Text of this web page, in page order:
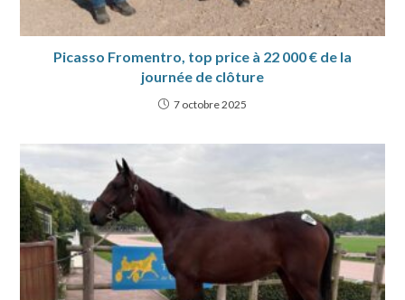
Picasso Fromentro, top price à 22 000 € de la
journée de clôture
7 octobre 2025